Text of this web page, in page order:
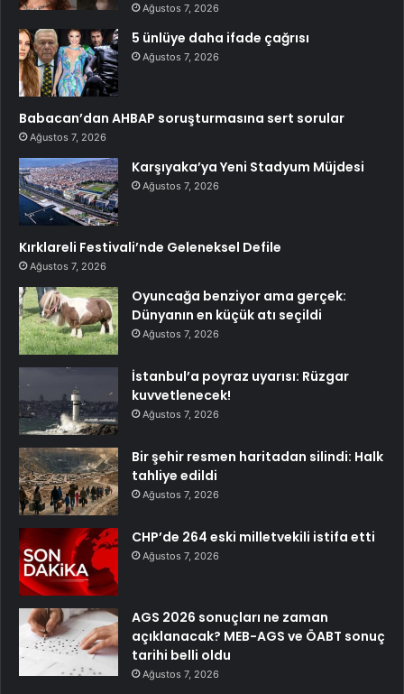
Ağustos 7, 2026
5 ünlüye daha ifade çağrısı
Ağustos 7, 2026
Babacan’dan AHBAP soruşturmasına sert sorular
Ağustos 7, 2026
Karşıyaka’ya Yeni Stadyum Müjdesi
Ağustos 7, 2026
Kırklareli Festivali’nde Geleneksel Defile
Ağustos 7, 2026
Oyuncağa benziyor ama gerçek:
Dünyanın en küçük atı seçildi
Ağustos 7, 2026
İstanbul’a poyraz uyarısı: Rüzgar
kuvvetlenecek!
Ağustos 7, 2026
Bir şehir resmen haritadan silindi: Halk
tahliye edildi
Ağustos 7, 2026
CHP’de 264 eski milletvekili istifa etti
Ağustos 7, 2026
AGS 2026 sonuçları ne zaman
açıklanacak? MEB-AGS ve ÖABT sonuç
tarihi belli oldu
Ağustos 7, 2026